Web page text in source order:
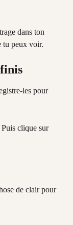
dans ton
tu peux voir.
les pour
clique sur
de clair pour